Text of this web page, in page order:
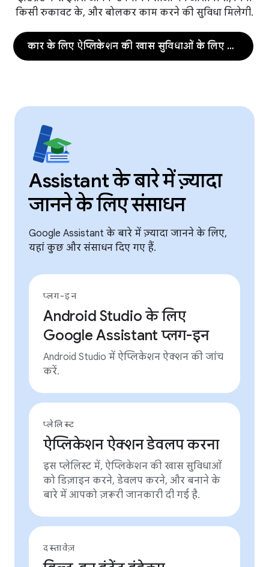
किसी रुकावट के, और बोलकर काम करने की सुविधा मिलेगी.
कार के लिए ऐप्लिकेशन की खास सुविधाओं के लिए कार्रवाइयां
Assistant के बारे में ज़्यादा
जानने के लिए संसाधन
Google Assistant के बारे में ज़्यादा जानने के लिए,
यहां कुछ और संसाधन दिए गए हैं.
प्लग-इन
Android Studio के लिए
Google Assistant प्लग-इन
Android Studio में ऐप्लिकेशन ऐक्शन की जांच
करें.
प्लेलिस्ट
ऐप्लिकेशन ऐक्शन डेवलप करना
इस प्लेलिस्ट में, ऐप्लिकेशन की खास सुविधाओं
को डिज़ाइन करने, डेवलप करने, और बनाने के
बारे में आपको ज़रूरी जानकारी दी गई है.
दस्तावेज़